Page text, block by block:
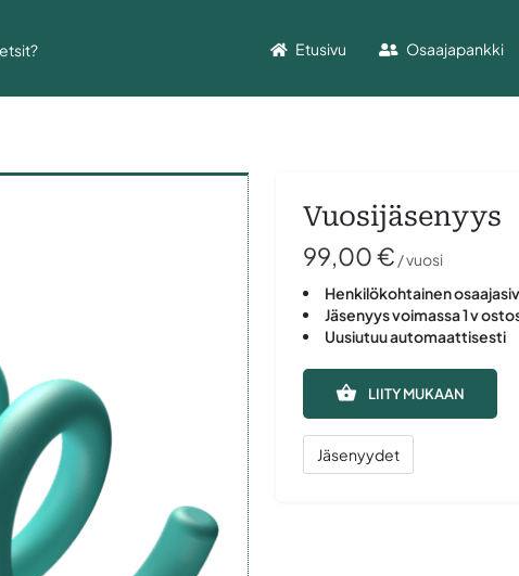
Etusivu Osaajapankki
Vuosijäsenyys
99,00€ / vuosi
Henkilökohtainen
Jäsenyys voimassa 1 v
Uusiutuu automaattisesti
LIITY MUKAAN
Jäsenyydet